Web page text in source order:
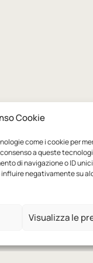
Cookie
come i cookie per
a queste
di navigazione o ID
negativamente su
Visualizza le